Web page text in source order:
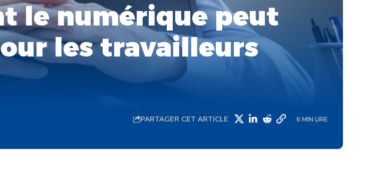
le numérique peut
les travailleurs
PARTAGER CET ARTICLE 6 MIN LIRE